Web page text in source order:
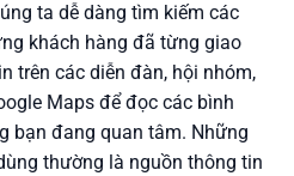
ta dễ dàng tìm kiếm các
khách hàng đã từng giao
trên các diễn đàn, hội nhóm,
Maps để đọc các bình
bạn đang quan tâm. Những
thường là nguồn thông tin